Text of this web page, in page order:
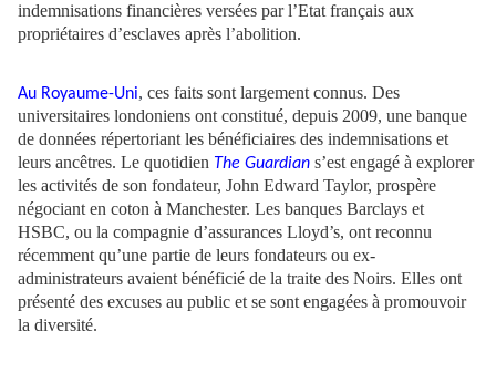
indemnisations financières versées par l’Etat français aux
propriétaires d’esclaves après l’abolition.
Au Royaume-Uni, ces faits sont largement connus. Des
universitaires londoniens ont constitué, depuis 2009, une banque
de données répertoriant les bénéficiaires des indemnisations et
leurs ancêtres. Le quotidien The Guardian s’est engagé à explorer
les activités de son fondateur, John Edward Taylor, prospère
négociant en coton à Manchester. Les banques Barclays et
HSBC, ou la compagnie d’assurances Lloyd’s, ont reconnu
récemment qu’une partie de leurs fondateurs ou ex-
administrateurs avaient bénéficié de la traite des Noirs. Elles ont
présenté des excuses au public et se sont engagées à promouvoir
la diversité.